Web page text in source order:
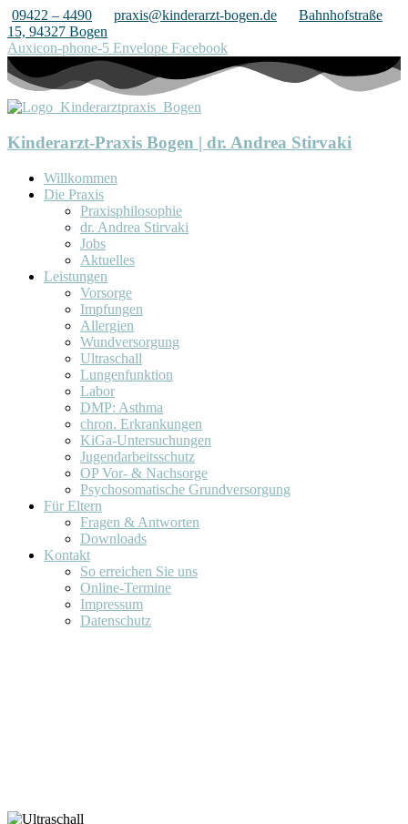
09422 – 4490 praxis@kinderarzt-bogen.de
Bahnhofstraße
15, 94327 Bogen
Auxicon-phone-5 Envelope Facebook
Kinderarzt-Praxis Bogen | dr. Andrea Stirvaki
Willkommen
Die Praxis
Praxisphilosophie
dr. Andrea Stirvaki
Jobs
Aktuelles
Leistungen
Vorsorge
Impfungen
Allergien
Wundversorgung
Ultraschall
Lungenfunktion
Labor
DMP: Asthma
chron. Erkrankungen
KiGa-Untersuchungen
Jugendarbeitsschutz
OP Vor- & Nachsorge
Psychosomatische Grundversorgung
Für Eltern
Fragen & Antworten
Downloads
Kontakt
So erreichen Sie uns
Online-Termine
Impressum
Datenschutz